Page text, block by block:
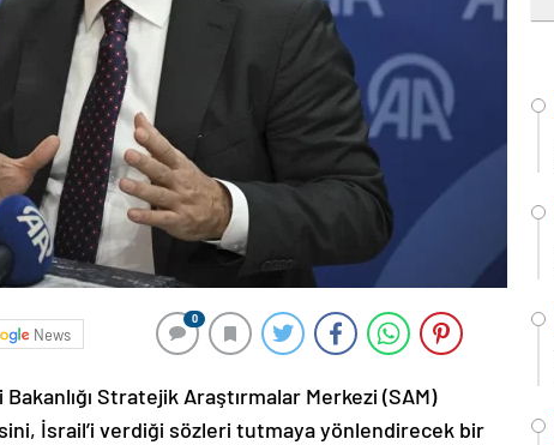
News
0
Bakanlığı Stratejik Araştırmalar Merkezi (SAM)
İsrail’i verdiği sözleri tutmaya yönlendirecek bir